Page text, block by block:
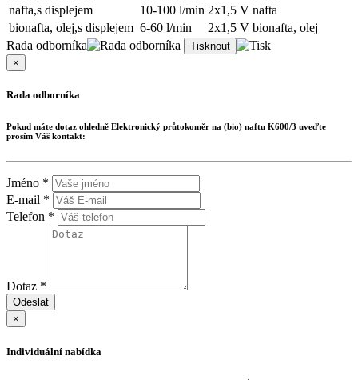
nafta,s displejem
10-100 l/min 2x1,5 V nafta
bionafta, olej,s displejem 6-60 l/min 2x1,5 V bionafta, olej
Rada odborníka
×
Rada odborníka
Pokud máte dotaz ohledně Elektronický průtokoměr na (bio) naftu K600/3 uveďte
prosím Váš kontakt:
Jméno *
E-mail *
Telefon *
Dotaz *
Odeslat
×
Individuální nabídka